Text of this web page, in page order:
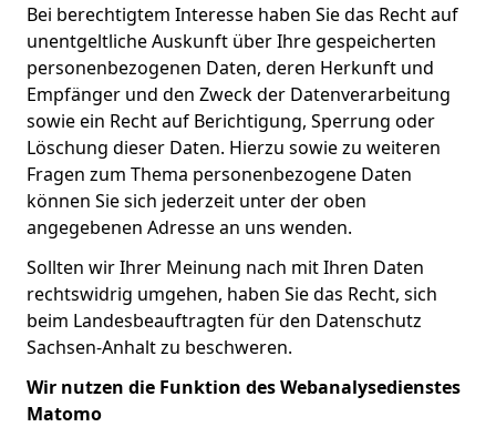
Bei berechtigtem Interesse haben Sie das Recht auf
unentgeltliche Auskunft über Ihre gespeicherten
personenbezogenen Daten, deren Herkunft und
Empfänger und den Zweck der Datenverarbeitung
sowie ein Recht auf Berichtigung, Sperrung oder
Löschung dieser Daten. Hierzu sowie zu weiteren
Fragen zum Thema personenbezogene Daten
können Sie sich jederzeit unter der oben
angegebenen Adresse an uns wenden.
Sollten wir Ihrer Meinung nach mit Ihren Daten
rechtswidrig umgehen, haben Sie das Recht, sich
beim Landesbeauftragten für den Datenschutz
Sachsen-Anhalt zu beschweren.
Wir nutzen die Funktion des Webanalysedienstes
Matomo